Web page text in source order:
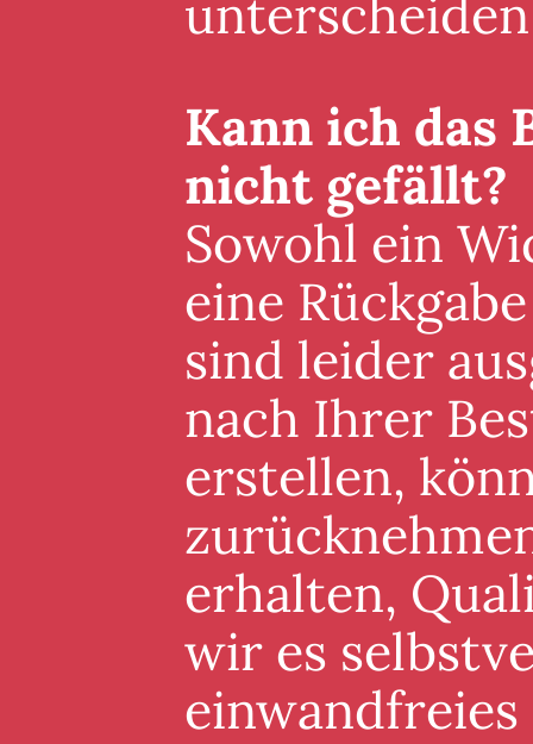
Kann ich das
nicht gefällt?
Sowohl ein
eine
sind leider
nach Ihrer
erstellen,
erhalten,
wir es